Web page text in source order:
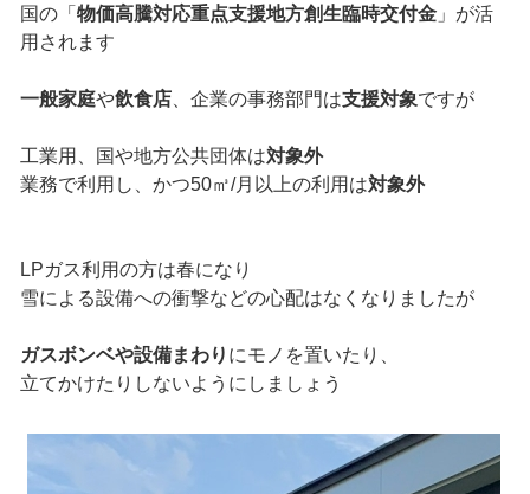
国の「 物価高騰対応重点支援地方創生臨時交付金」が活
用されます
一般家庭や飲食店、企業の事務部門は支援対象ですが
工業用、国や地方公共団体は対象外
業務で利用し、かつ50㎥/月以上の利用は対象外
LPガス利用の方は春になり
雪による設備への衝撃などの心配はなくなりましたが
ガスボンベや設備まわり にモノを置いたり、
立てかけたりしないようにしましょう